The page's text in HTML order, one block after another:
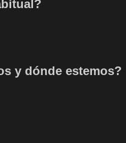
y dónde estemos?